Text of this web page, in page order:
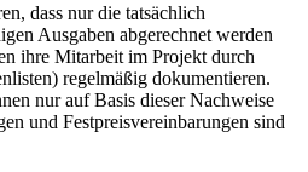
dass nur die tatsächlich
Ausgaben abgerechnet werden
ihre Mitarbeit im Projekt durch
regelmäßig dokumentieren.
nur auf Basis dieser Nachweise
und Festpreisvereinbarungen sind